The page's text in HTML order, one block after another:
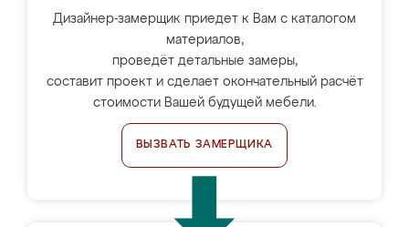
Дизайнер-замерщик приедет к Вам с каталогом
материалов,
проведёт детальные замеры,
составит проект и сделает окончательный расчёт
стоимости Вашей будущей мебели.
ВЫЗВАТЬ ЗАМЕРЩИКА